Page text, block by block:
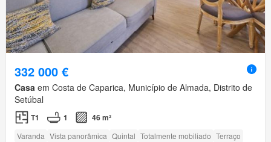
332 000 €
Casa em Costa de Caparica, Município de Almada, Distrito de
Setúbal
T1 1 46 m²
Varanda Vista panorâmica Quintal Totalmente mobiliado Terraço